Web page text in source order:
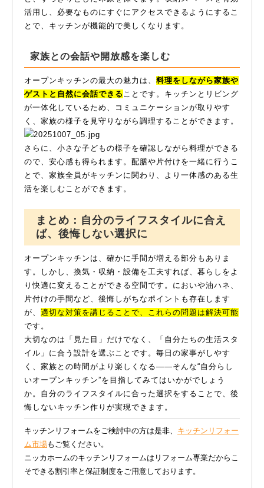
活用し、必要なものにすぐにアクセスできるようにするこ
とで、キッチンが機能的で美しくなります。
家族との会話や開放感を楽しむ
オープンキッチンの最大の魅力は、 料理をしながら家族や
ゲストと自然に会話できる ことです。キッチンとリビング
が一体化しているため、コミュニケーションが取りやす
く、家族の様子を見守りながら調理することができます。
さらに、小さな子どもの様子を確認しながら料理ができる
ので、安心感も得られます。配膳や片付けを一緒に行うこ
とで、家族全員がキッチンに関わり、より一体感のある生
活を楽しむことができます。
まとめ：自分のライフスタイルに合え
ば、後悔しない選択に
オープンキッチンは、確かに手間が増える部分もありま
す。しかし、換気・収納・設備を工夫すれば、暮らしをよ
り快適に変えることができる空間です。においや油ハネ、
片付けの手間など、後悔しがちなポイントも存在します
が、 適切な対策を講じることで、これらの問題は解決可能
です。
大切なのは「見た目」だけでなく、「自分たちの生活スタ
イル」に合う設計を選ぶことです。毎日の家事がしやす
く、家族との時間がより楽しくなる——そんな“自分らし
いオープンキッチン”を目指してみてはいかがでしょう
か。自分のライフスタイルに合った選択をすることで、後
悔しないキッチン作りが実現できます。
キッチンリフォームをご検討中の方は是非、 キッチンリフォー
ム市場もご覧ください。
ニッカホームのキッチンリフォームはリフォーム専業だからこ
そできる割引率と保証制度をご用意しております。